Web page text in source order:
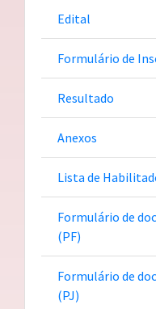
Edital
Formulário de
Resultado
Anexos
Lista de
Formulário de
(PF)
Formulário de
(PJ)